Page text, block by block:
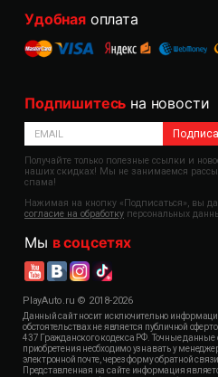
Удобнаяоплата
Подпишитесь на новости
Получайте только полезные ссылки и
наших скидках! Мы не занимаемся
спама!
Нажимая на кнопку «Подписаться», вы
согласие на обработку персональных
Мы в соцсетях
PlayAuto.ru © 2018-2026
Данный сайт носит исключительно
обстоятельствах не является публичной
437 Гражданского кодекса РФ. Точные данные
приобретения необходимо узнавать у
электронной почте, через форму обратной
Представленная на сайте информация